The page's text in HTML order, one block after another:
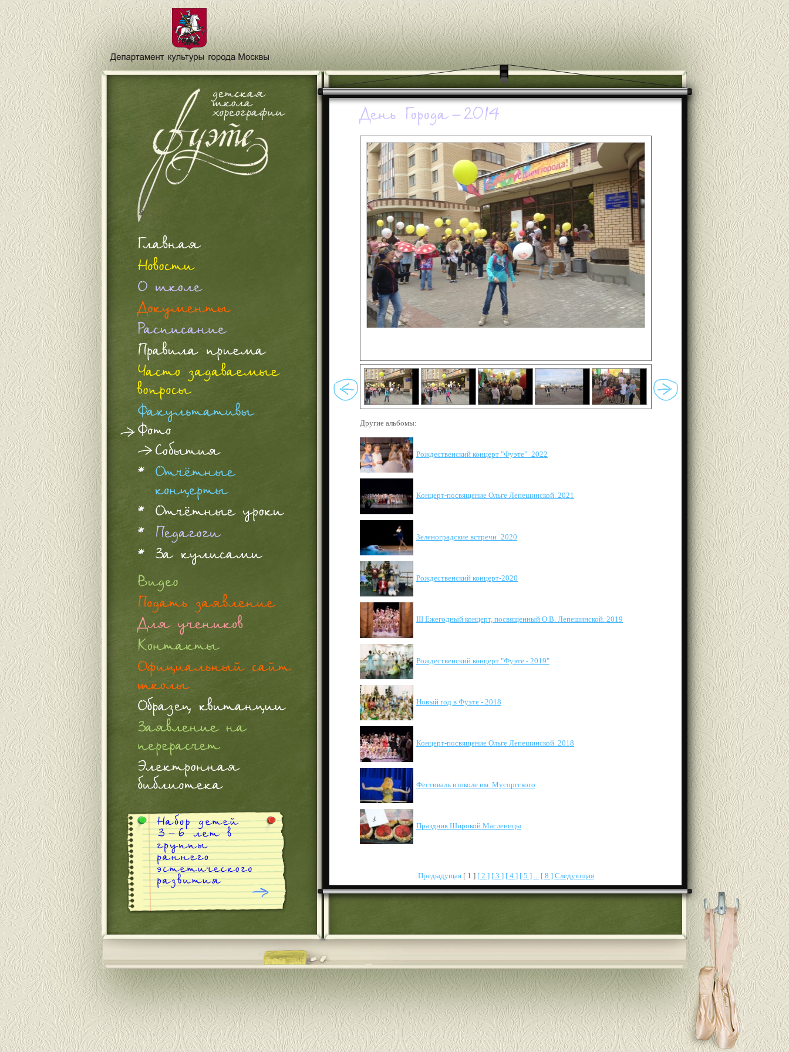
Другие альбомы:
Рождественский концерт "Фуэте"_2022
Концерт-посвящение Ольге Лепешинской. 2021
Зеленоградские встречи_2020
Рождественский концерт-2020
III Ежегодный концерт, посвященный О.В. Лепешинской. 2019
Рождественский концерт "Фуэте - 2019"
Новый год в Фуэте - 2018
Концерт-посвящение Ольге Лепешинской. 2018
Фестиваль в школе им. Мусоргского
Праздник Широкой Масленицы
Предыдущая [ 1 ] [ 2 ] [ 3 ] [ 4 ] [ 5 ] ... [ 8 ] Следующая